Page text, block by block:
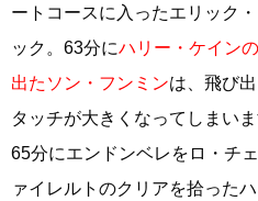
ートコースに入ったエリック
ック。63分にハリー・ケイン
出たソン・フンミンは、飛び
タッチが大きくなってしまい
65分にエンドンベレをロ・チ
ァイレルトのクリアを拾った